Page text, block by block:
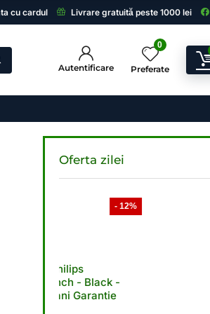
cu cardul Livrare gratuită peste 1000 lei
Autentificare
0
Preferate
Oferta zilei